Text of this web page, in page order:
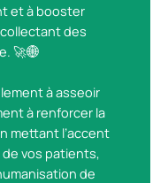
et à booster
des
🚀🌐
à asseoir
à renforcer la
mettant l’accent
vos patients,
de